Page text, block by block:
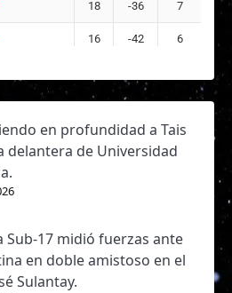
18 -36 7
16 -42 6
en profundidad a Tais
delantera de Universidad
Sub-17 midió fuerzas ante
en doble amistoso en el
Sulantay.